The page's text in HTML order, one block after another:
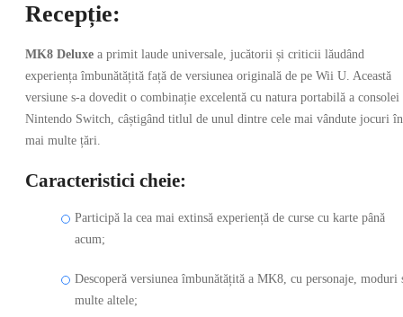
Recepție:
MK8 Deluxe a primit laude universale, jucătorii și criticii lăudând
experiența îmbunătățită față de versiunea originală de pe Wii U. Această
versiune s-a dovedit o combinație excelentă cu natura portabilă a consolei
Nintendo Switch, câștigând titlul de unul dintre cele mai vândute jocuri în
mai multe țări.
Caracteristici cheie:
Participă la cea mai extinsă experiență de curse cu karte până
acum;
Descoperă versiunea îmbunătățită a MK8, cu personaje, moduri
multe altele;